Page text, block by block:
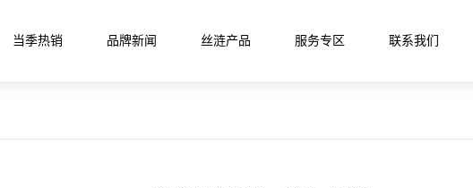
当季热销 品牌新闻 丝涟产品 服务专区 联系我们